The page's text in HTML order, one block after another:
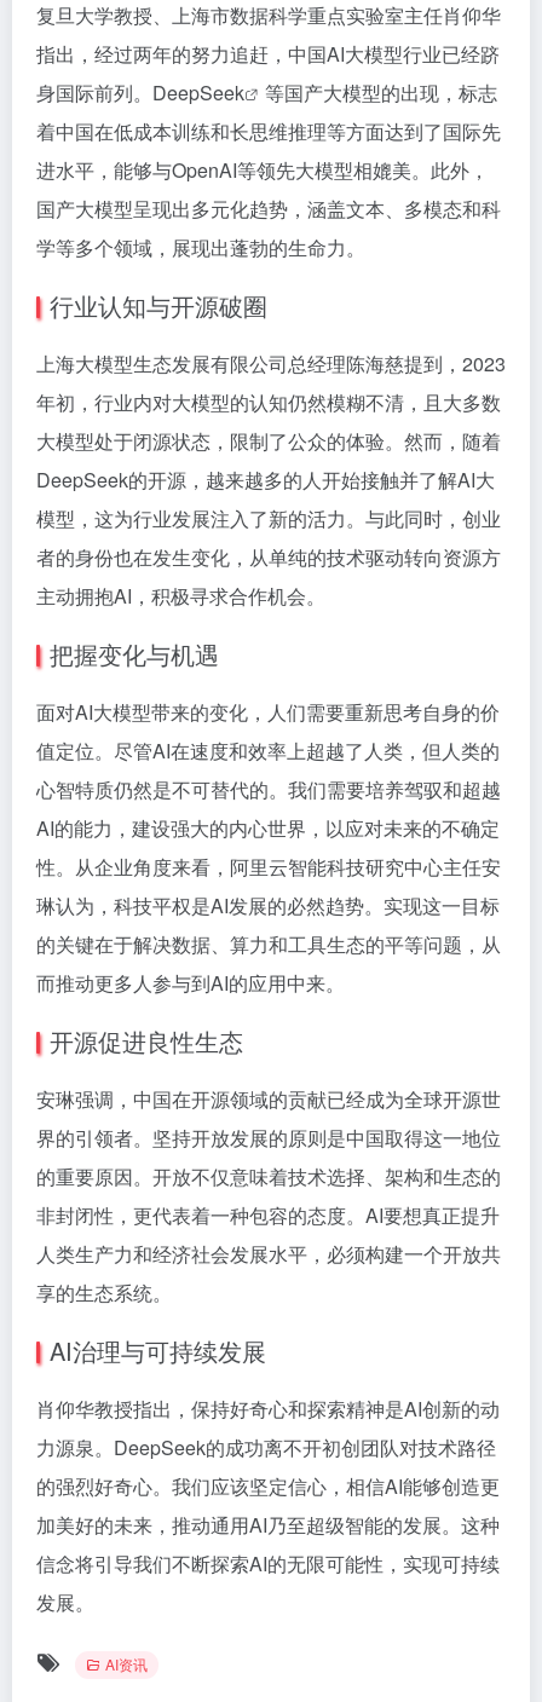
复旦大学教授、上海市数据科学重点实验室主任肖仰华
指出，经过两年的努力追赶，中国AI大模型行业已经跻
身国际前列。 DeepSeek
等国产大模型的出现，标志
着中国在低成本训练和长思维推理等方面达到了国际先
进水平，能够与OpenAI等领先大模型相媲美。此外，
国产大模型呈现出多元化趋势，涵盖文本、多模态和科
学等多个领域，展现出蓬勃的生命力。
行业认知与开源破圈
上海大模型生态发展有限公司总经理陈海慈提到，2023
年初，行业内对大模型的认知仍然模糊不清，且大多数
大模型处于闭源状态，限制了公众的体验。然而，随着
DeepSeek的开源，越来越多的人开始接触并了解AI大
模型，这为行业发展注入了新的活力。与此同时，创业
者的身份也在发生变化，从单纯的技术驱动转向资源方
主动拥抱AI，积极寻求合作机会。
把握变化与机遇
面对AI大模型带来的变化，人们需要重新思考自身的价
值定位。尽管AI在速度和效率上超越了人类，但人类的
心智特质仍然是不可替代的。我们需要培养驾驭和超越
AI的能力，建设强大的内心世界，以应对未来的不确定
性。从企业角度来看，阿里云智能科技研究中心主任安
琳认为，科技平权是AI发展的必然趋势。实现这一目标
的关键在于解决数据、算力和工具生态的平等问题，从
而推动更多人参与到AI的应用中来。
开源促进良性生态
安琳强调，中国在开源领域的贡献已经成为全球开源世
界的引领者。坚持开放发展的原则是中国取得这一地位
的重要原因。开放不仅意味着技术选择、架构和生态的
非封闭性，更代表着一种包容的态度。AI要想真正提升
人类生产力和经济社会发展水平，必须构建一个开放共
享的生态系统。
AI治理与可持续发展
肖仰华教授指出，保持好奇心和探索精神是AI创新的动
力源泉。DeepSeek的成功离不开初创团队对技术路径
的强烈好奇心。我们应该坚定信心，相信AI能够创造更
加美好的未来，推动通用AI乃至超级智能的发展。这种
信念将引导我们不断探索AI的无限可能性，实现可持续
发展。
AI资讯